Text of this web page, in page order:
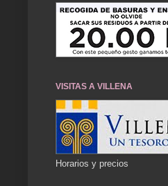
VISITAS A VILLENA
Horarios y precios